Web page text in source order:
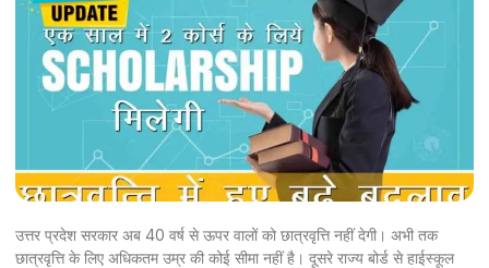
उत्तर प्रदेश सरकार अब 40 वर्ष से ऊपर वालों को छात्रवृत्ति नहीं देगी। अभी तक
छात्रवृत्ति के लिए अधिकतम उम्र की कोई सीमा नहीं है। दूसरे राज्य बोर्ड से हाईस्कूल